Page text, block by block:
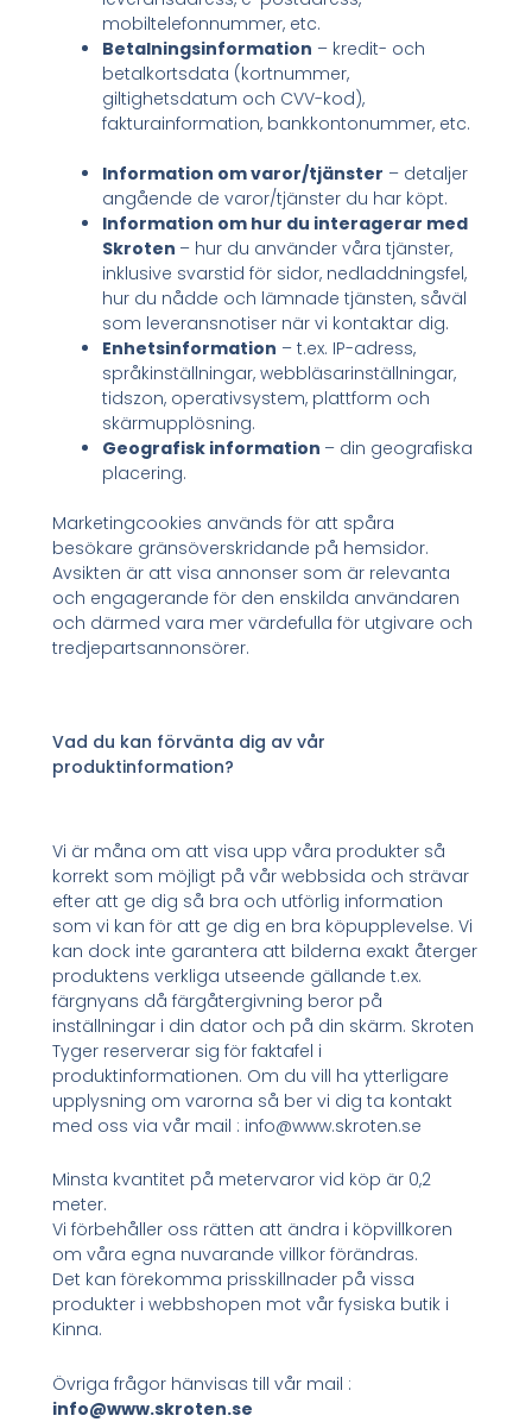
mobiltelefonnummer, etc.
Betalningsinformation – kredit- och
betalkortsdata (kortnummer,
giltighetsdatum och CVV-kod),
fakturainformation, bankkontonummer, etc.
Information om varor/tjänster – detaljer
angående de varor/tjänster du har köpt.
Information om hur du interagerar med
Skroten – hur du använder våra tjänster,
inklusive svarstid för sidor, nedladdningsfel,
hur du nådde och lämnade tjänsten, såväl
som leveransnotiser när vi kontaktar dig.
Enhetsinformation – t.ex. IP-adress,
språkinställningar, webbläsarinställningar,
tidszon, operativsystem, plattform och
skärmupplösning.
Geografisk information – din geografiska
placering.
Marketingcookies används för att spåra
besökare gränsöverskridande på hemsidor.
Avsikten är att visa annonser som är relevanta
och engagerande för den enskilda användaren
och därmed vara mer värdefulla för utgivare och
tredjepartsannonsörer.
Vad du kan förvänta dig av vår
produktinformation?
Vi är måna om att visa upp våra produkter så
korrekt som möjligt på vår webbsida och strävar
efter att ge dig så bra och utförlig information
som vi kan för att ge dig en bra köpupplevelse. Vi
kan dock inte garantera att bilderna exakt återger
produktens verkliga utseende gällande t.ex.
färgnyans då färgåtergivning beror på
inställningar i din dator och på din skärm. Skroten
Tyger reserverar sig för faktafel i
produktinformationen. Om du vill ha ytterligare
upplysning om varorna så ber vi dig ta kontakt
med oss via vår mail : info@www.skroten.se
Minsta kvantitet på metervaror vid köp är 0,2
meter.
Vi förbehåller oss rätten att ändra i köpvillkoren
om våra egna nuvarande villkor förändras.
Det kan förekomma prisskillnader på vissa
produkter i webbshopen mot vår fysiska butik i
Kinna.
Övriga frågor hänvisas till vår mail :
info@www.skroten.se